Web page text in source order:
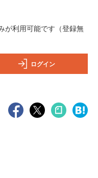
が利用可能です（登録無
ログイン